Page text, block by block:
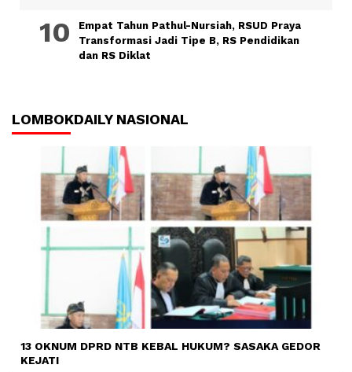
Empat Tahun Pathul-Nursiah, RSUD Praya
Transformasi Jadi Tipe B, RS Pendidikan
dan RS Diklat
LOMBOKDAILY NASIONAL
13 OKNUM DPRD NTB KEBAL HUKUM? SASAKA GEDOR
KEJATI